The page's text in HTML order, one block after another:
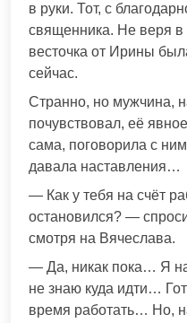
в руки. Тот, с
священника. Не веря в
весточка от Ирины
сейчас.
Странно, но мужчина,
почувствовал, её
сама, поговорила с
давала наставления…
— Как у тебя на счёт
остановился? —
смотря на Вячеслава.
— Да, никак пока… Я
не знаю куда идти…
время работать… Но,